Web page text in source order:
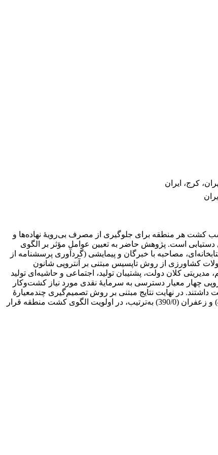
کرج، ایران
کشت هر منطقه برای جلوگیری از مصرف بی‌رویۀ نهاده‌ها و
است. پژوهش حاضر به تعیین عوامل مؤثر بر الگوی
مصاحبه با خبرگان و پیمایشی (گردآوری پرسشنامه از
کشاورزی از روش تاپسیس مبتنی بر آنتروپی شانون
کلان دولت، پشتیبان تولید، اجتماعی و حاشیه‌ای تولید
در روش آنتروپی چهار معیار دسترسی به سرمایۀ نقدی مورد نیاز کشت‌وکار
هکتار (039/0) بیشترین اولویت را در انتخاب الگوی کشت داشتند. در نهایت نتایج مبتنی بر روش تصمیم‌گیری چندمعیارۀ
تاپسیس نشان داد که کشت‌های چغندرقند پاییزه (598/0)، گندم (589/0)، جو (558/0)، کلزا (556/0)، نخود پاییزه (515/0)، برنج (499/0)، کینوا (471/0) و زعفران (390/0) به‌ترتیب، در اولویت الگوی کشت منطقه قرار